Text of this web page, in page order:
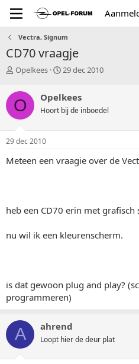
Vectra, Signum
CD70 vraagje
T
p
i
c
s
a
t
Opelkees
S
r
t
a
m
29 dec 2010
O Opelkees
Hoort bij de inboedel
29 dec 2010
Meteen een vraagie over de
heb een CD70 erin met grafisch
nu wil ik een kleurenscherm.
is dat gewoon plug and play?
programmeren)
A ahrend
Loopt hier de deur plat